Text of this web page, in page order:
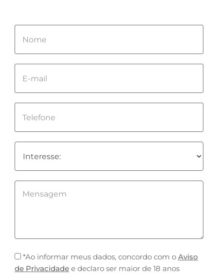
Please
leave
this
field
*Ao informar meus dados, concordo com o Aviso
de Privacidade e declaro ser maior de 18 anos